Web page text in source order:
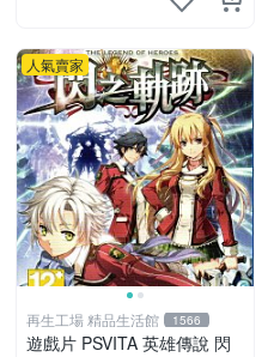
人氣賣家
再生工場 精品生活館 1566
遊戲片 PSVITA 英雄傳說 閃